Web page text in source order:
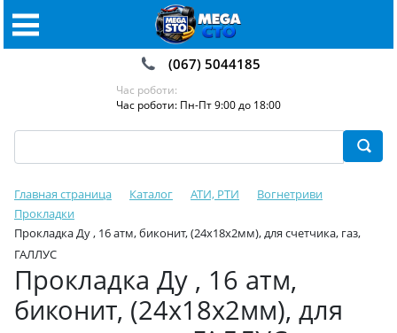
(067) 5044185
Час роботи:
Час роботи: Пн-Пт 9:00 до 18:00
Главная страница Каталог АТИ, РТИ
Вогнетриви
Прокладки
Прокладка Ду , 16 атм, биконит, (24х18х2мм), для счетчика, газ,
ГАЛЛУС
Прокладка Ду , 16 атм,
биконит, (24х18х2мм), для